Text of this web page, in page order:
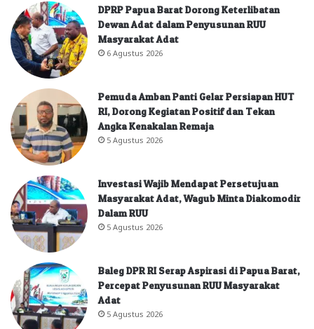
DPRP Papua Barat Dorong Keterlibatan
Dewan Adat dalam Penyusunan RUU
Masyarakat Adat
6 Agustus 2026
Pemuda Amban Panti Gelar Persiapan HUT
RI, Dorong Kegiatan Positif dan Tekan
Angka Kenakalan Remaja
5 Agustus 2026
Investasi Wajib Mendapat Persetujuan
Masyarakat Adat, Wagub Minta Diakomodir
Dalam RUU
5 Agustus 2026
Baleg DPR RI Serap Aspirasi di Papua Barat,
Percepat Penyusunan RUU Masyarakat
Adat
5 Agustus 2026